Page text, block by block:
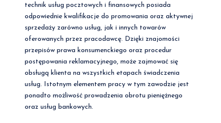
technik usług pocztowych i finansowych posiada
odpowiednie kwalifikacje do promowania oraz aktywnej
sprzedaży zarówno usług, jak i innych towarów
oferowanych przez pracodawcę. Dzięki znajomości
przepisów prawa konsumenckiego oraz procedur
postępowania reklamacyjnego, może zajmować się
obsługą klienta na wszystkich etapach świadczenia
usług. Istotnym elementem pracy w tym zawodzie jest
ponadto możliwość prowadzenia obrotu pieniężnego
oraz usług bankowych.